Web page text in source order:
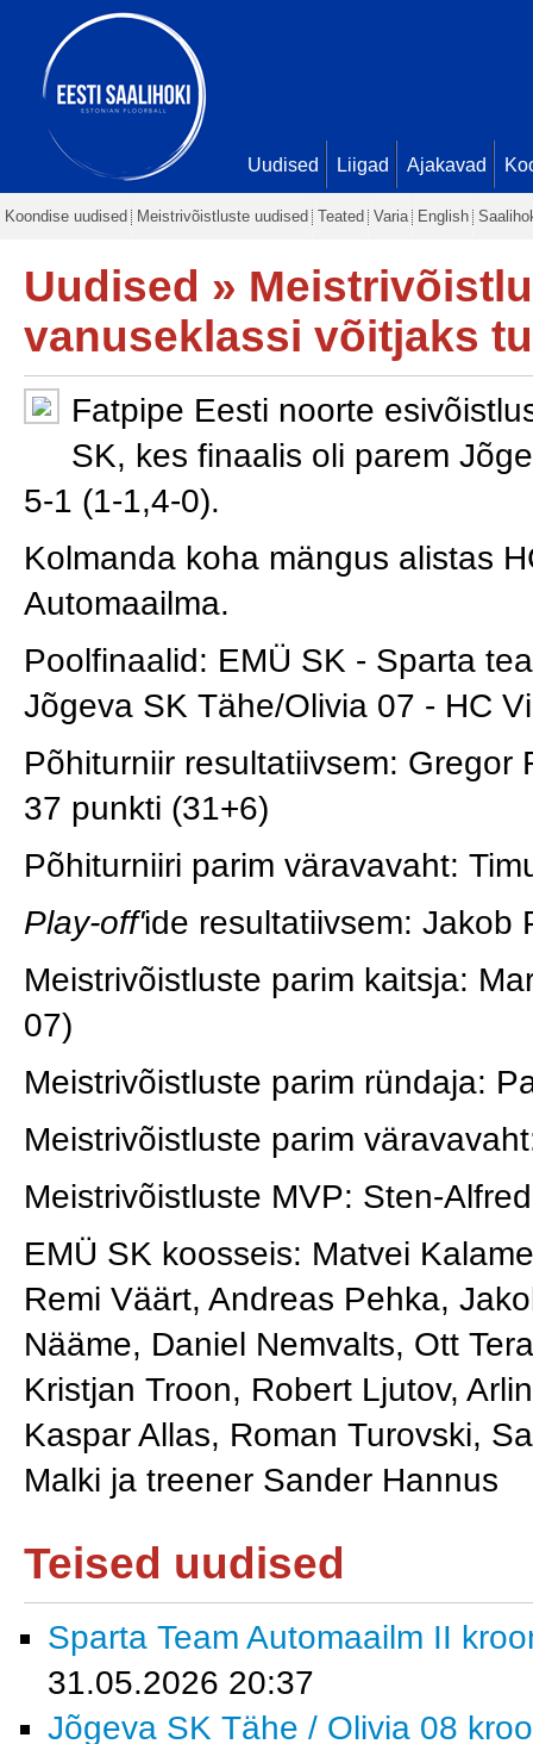
Uudised Liigad Ajakavad
Koondise uudised Meistrivõistluste uudised Teated Varia English
Uudised »
vanuseklassi võitjaks
Fatpipe Eesti noorte
SK, kes finaalis oli parem
5-1 (1-1,4-0).
Kolmanda koha mängus alistas
Automaailma.
Poolfinaalid: EMÜ SK - Sparta
Jõgeva SK Tähe/Olivia 07 - HC
Põhiturniir resultatiivsem:
37 punkti (31+6)
Põhiturniiri parim väravavaht:
Play-off'ide resultatiivsem: Jakob
Meistrivõistluste parim kaitsja:
07)
Meistrivõistluste parim ründaja:
Meistrivõistluste parim
Meistrivõistluste MVP: Sten-
EMÜ SK koosseis: Matvei
Remi Väärt, Andreas Pehka,
Nääme, Daniel Nemvalts, Ott
Kristjan Troon, Robert Ljutov,
Kaspar Allas, Roman Turovski,
Malki ja treener Sander Hannus
Teised uudised
Sparta Team Automaailm II
31.05.2026 20:37
Jõgeva SK Tähe / Olivia 08